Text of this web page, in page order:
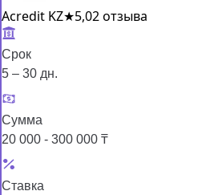
Acredit KZ★5,02 отзыва
Срок
5 – 30 дн.
Сумма
20 000 - 300 000 ₸
Ставка